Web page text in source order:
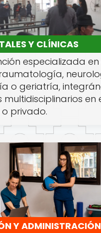
Y CLÍNICAS
especializada
o geriatría,
multidisciplinarios en
privado.
Y ADMINISTRACIÓN